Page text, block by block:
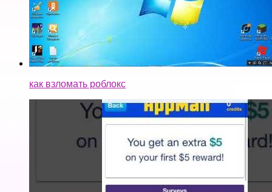
как взломать роблокс